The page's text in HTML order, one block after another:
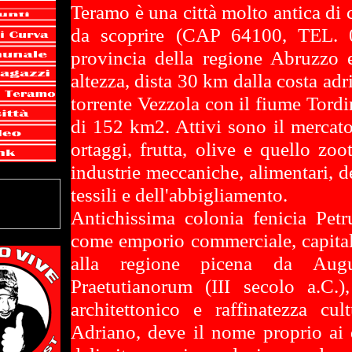
Teramo è una città molto antica di
da scoprire (CAP 64100, TEL.
provincia della regione
altezza, dista 30 km dalla costa
torrente Vezzola con il fiume
di 152 km2. Attivi sono il
ortaggi, frutta, olive e quello
industrie meccaniche, alimentari,
tessili e dell'abbigliamento.
Antichissima colonia fenicia
come emporio commerciale,
alla regione picena da
Praetutianorum (III secolo
architettonico e raffinatezza
Adriano, deve il nome proprio ai